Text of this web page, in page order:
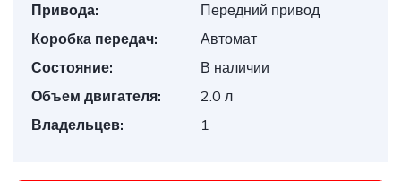
Привода:
Передний привод
Коробка передач:
Автомат
Состояние:
В наличии
Объем двигателя:
2.0 л
Владельцев:
1